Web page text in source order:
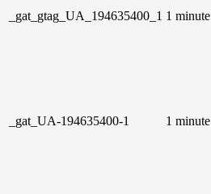
_gat_gtag_UA_194635400_1 1 minute
_gat_UA-194635400-1 1 minute